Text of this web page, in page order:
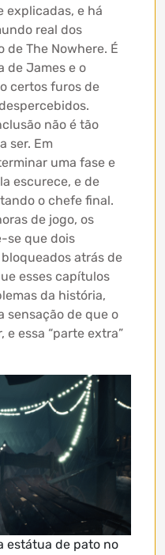
explicadas, e há
real dos
de The Nowhere. É
de James e o
certos furos de
não é tão
ser. Em
uma fase e
escurece, e de
o chefe final.
de jogo, os
se que dois
atrás de
esses capítulos
da história,
sensação de que o
e essa “parte extra”
estátua de pato no